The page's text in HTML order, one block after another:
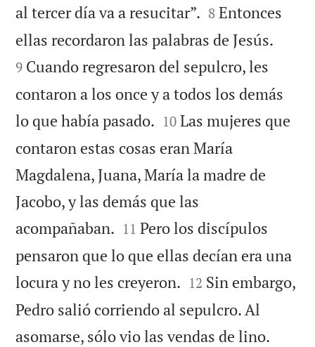
al tercer día va a resucitar”. 

8 Entonces
ellas recordaron las palabras de Jesús.
9 Cuando regresaron del sepulcro, les
contaron a los once y a todos los demás
lo que había pasado. 

10 Las mujeres que
contaron estas cosas eran María
Magdalena, Juana, María la madre de
Jacobo, y las demás que las
acompañaban. 

11 Pero los discípulos
pensaron que lo que ellas decían era una
locura y no les creyeron. 

12 Sin embargo,
Pedro salió corriendo al sepulcro. Al
asomarse, sólo vio las vendas de lino.